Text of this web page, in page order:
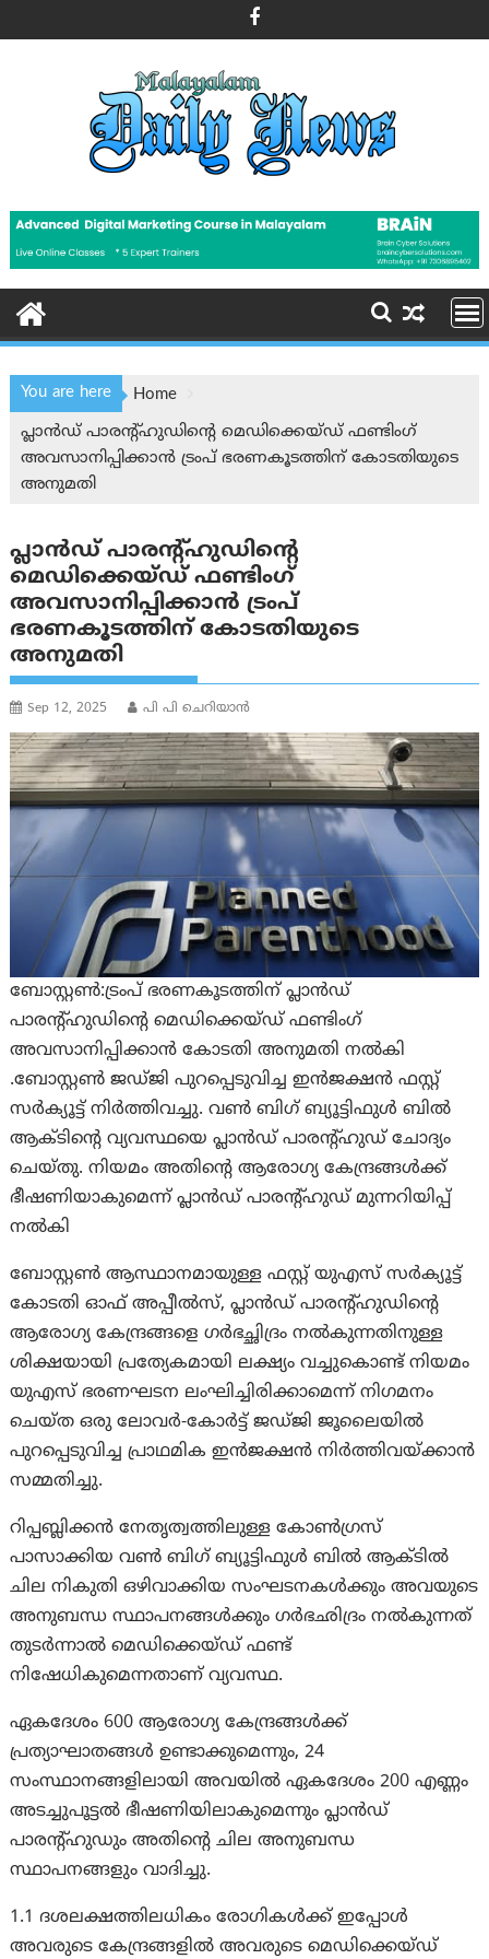
to
You are here
Home
പ്ലാൻഡ് പാരന്റ്ഹുഡിന്റെ മെഡിക്കെയ്ഡ് ഫണ്ടിംഗ്
അവസാനിപ്പിക്കാൻ ട്രംപ് ഭരണകൂടത്തിന് കോടതിയുടെ
അനുമതി
പ്ലാൻഡ് പാരന്റ്ഹുഡിന്റെ
മെഡിക്കെയ്ഡ് ഫണ്ടിംഗ്
അവസാനിപ്പിക്കാൻ ട്രംപ്
ഭരണകൂടത്തിന് കോടതിയുടെ
അനുമതി
Sep 12, 2025 പി പി ചെറിയാൻ
ബോസ്റ്റൺ:ട്രംപ് ഭരണകൂടത്തിന് പ്ലാൻഡ്
പാരന്റ്ഹുഡിന്റെ മെഡിക്കെയ്ഡ് ഫണ്ടിംഗ്
അവസാനിപ്പിക്കാൻ കോടതി അനുമതി നൽകി
.ബോസ്റ്റൺ ജഡ്ജി പുറപ്പെടുവിച്ച ഇൻജക്ഷൻ ഫസ്റ്റ്
സർക്യൂട്ട് നിർത്തിവച്ചു. വൺ ബിഗ് ബ്യൂട്ടിഫുൾ ബിൽ
ആക്ടിന്റെ വ്യവസ്ഥയെ പ്ലാൻഡ് പാരന്റ്ഹുഡ് ചോദ്യം
ചെയ്തു. നിയമം അതിന്റെ ആരോഗ്യ കേന്ദ്രങ്ങൾക്ക്
ഭീഷണിയാകുമെന്ന് പ്ലാൻഡ് പാരന്റ്ഹുഡ് മുന്നറിയിപ്പ്
നൽകി
ബോസ്റ്റൺ ആസ്ഥാനമായുള്ള ഫസ്റ്റ് യുഎസ് സർക്യൂട്ട്
കോടതി ഓഫ് അപ്പീൽസ്, പ്ലാൻഡ് പാരന്റ്ഹുഡിന്റെ
ആരോഗ്യ കേന്ദ്രങ്ങളെ ഗർഭച്ഛിദ്രം നൽകുന്നതിനുള്ള
ശിക്ഷയായി പ്രത്യേകമായി ലക്ഷ്യം വച്ചുകൊണ്ട് നിയമം
യുഎസ് ഭരണഘടന ലംഘിച്ചിരിക്കാമെന്ന് നിഗമനം
ചെയ്ത ഒരു ലോവർ-കോർട്ട് ജഡ്ജി ജൂലൈയിൽ
പുറപ്പെടുവിച്ച പ്രാഥമിക ഇൻജക്ഷൻ നിർത്തിവയ്ക്കാൻ
സമ്മതിച്ചു.
റിപ്പബ്ലിക്കൻ നേതൃത്വത്തിലുള്ള കോൺഗ്രസ്
പാസാക്കിയ വൺ ബിഗ് ബ്യൂട്ടിഫുൾ ബിൽ ആക്ടിൽ
ചില നികുതി ഒഴിവാക്കിയ സംഘടനകൾക്കും അവയുടെ
അനുബന്ധ സ്ഥാപനങ്ങൾക്കും ഗർഭഛിദ്രം നൽകുന്നത്
തുടർന്നാൽ മെഡിക്കെയ്ഡ് ഫണ്ട്
നിഷേധികുമെന്നതാണ് വ്യവസ്ഥ.
ഏകദേശം 600 ആരോഗ്യ കേന്ദ്രങ്ങൾക്ക്
പ്രത്യാഘാതങ്ങൾ ഉണ്ടാക്കുമെന്നും, 24
സംസ്ഥാനങ്ങളിലായി അവയിൽ ഏകദേശം 200 എണ്ണം
അടച്ചുപൂട്ടൽ ഭീഷണിയിലാകുമെന്നും പ്ലാൻഡ്
പാരന്റ്‌ഹുഡും അതിന്റെ ചില അനുബന്ധ
സ്ഥാപനങ്ങളും വാദിച്ചു.
1.1 ദശലക്ഷത്തിലധികം രോഗികൾക്ക് ഇപ്പോൾ
അവരുടെ കേന്ദ്രങ്ങളിൽ അവരുടെ മെഡിക്കെയ്ഡ്